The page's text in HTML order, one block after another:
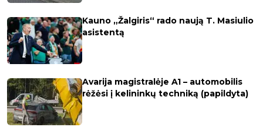
Kauno „Žalgiris“ rado naują T. Masiulio
asistentą
Avarija magistralėje A1 – automobilis
rėžėsi į kelininkų techniką (papildyta)